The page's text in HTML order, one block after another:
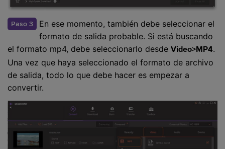
Paso 3
En ese momento, también debe seleccionar el
formato de salida probable. Si está buscando
el formato mp4, debe seleccionarlo desde Video>MP4.
Una vez que haya seleccionado el formato de archivo
de salida, todo lo que debe hacer es empezar a
convertir.